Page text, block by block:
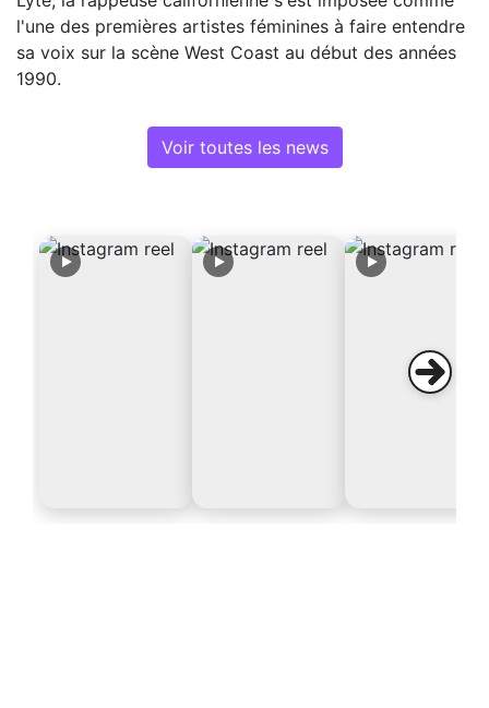
l'une des premières artistes féminines à faire entendre
sa voix sur la scène West Coast au début des années
1990.
Voir toutes les news